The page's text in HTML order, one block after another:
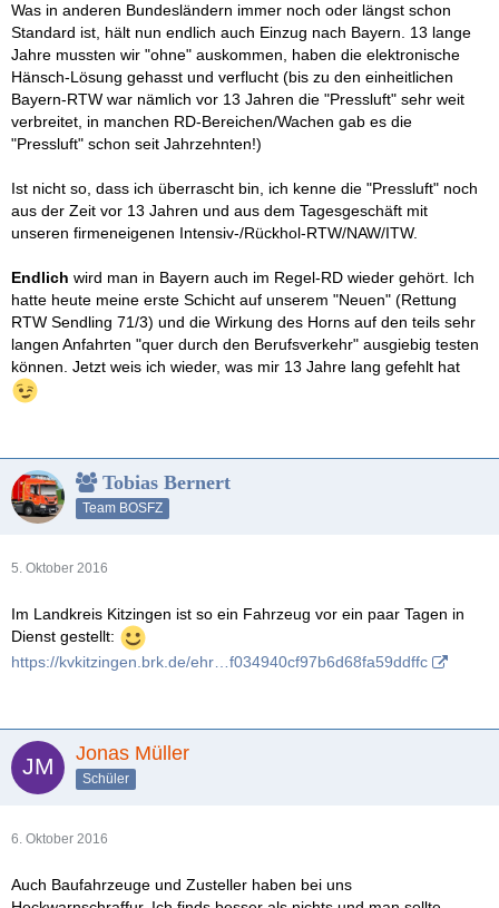
Was in anderen Bundesländern immer noch oder längst schon
Standard ist, hält nun endlich auch Einzug nach Bayern. 13 lange
Jahre mussten wir "ohne" auskommen, haben die elektronische
Hänsch-Lösung gehasst und verflucht (bis zu den einheitlichen
Bayern-RTW war nämlich vor 13 Jahren die "Pressluft" sehr weit
verbreitet, in manchen RD-Bereichen/Wachen gab es die
"Pressluft" schon seit Jahrzehnten!)
Ist nicht so, dass ich überrascht bin, ich kenne die "Pressluft" noch
aus der Zeit vor 13 Jahren und aus dem Tagesgeschäft mit
unseren firmeneigenen Intensiv-/Rückhol-RTW/NAW/ITW.
Endlich wird man in Bayern auch im Regel-RD wieder gehört. Ich
hatte heute meine erste Schicht auf unserem "Neuen" (Rettung
RTW Sendling 71/3) und die Wirkung des Horns auf den teils sehr
langen Anfahrten "quer durch den Berufsverkehr" ausgiebig testen
können. Jetzt weis ich wieder, was mir 13 Jahre lang gefehlt hat
Tobias Bernert
Team BOSFZ
5. Oktober 2016
Im Landkreis Kitzingen ist so ein Fahrzeug vor ein paar Tagen in
Dienst gestellt:
https://kvkitzingen.brk.de/ehr…f034940cf97b6d68fa59ddffc
Jonas Müller
Schüler
6. Oktober 2016
Auch Baufahrzeuge und Zusteller haben bei uns